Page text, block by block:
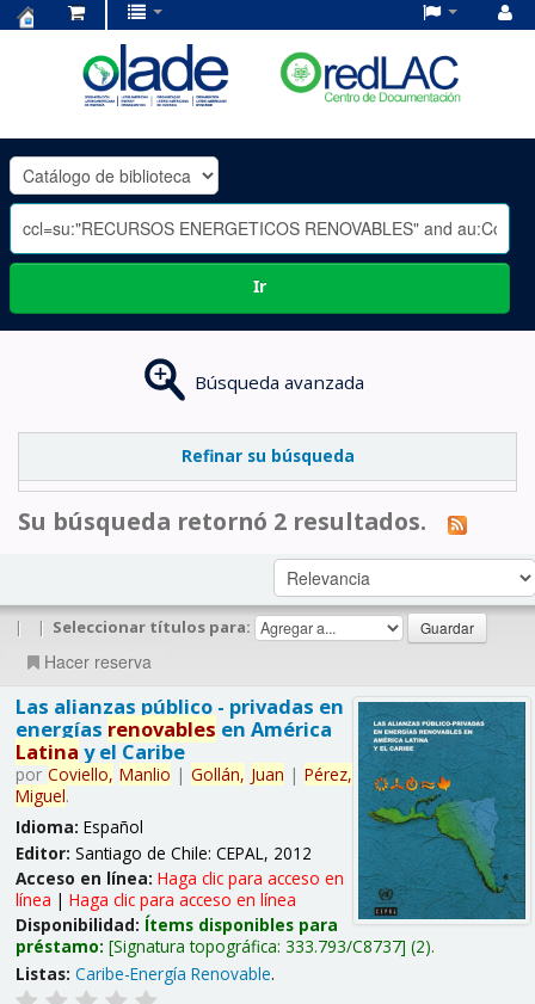
OLADE
-
Ir
Búsqueda avanzada
Refinar su búsqueda
Su búsqueda retornó 2 resultados.
| | Seleccionar títulos para:
Hacer reserva
Las alianzas público - privadas en
energías renovables en América
Latina y el Caribe
por Coviello, Manlio | Gollán, Juan | Pérez,
Miguel.
Idioma: Español
Editor: Santiago de Chile: CEPAL, 2012
Acceso en línea: Haga clic para acceso en
línea | Haga clic para acceso en línea
Disponibilidad: Ítems disponibles para
préstamo: Signatura topográfica: 333.793/C8737 (2).
Listas: Caribe-Energía Renovable.